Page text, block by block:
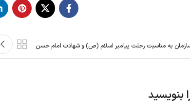
به مناسبت رحلت پیامبر اسلام (ص) و شهادت امام حسن
بنویسید